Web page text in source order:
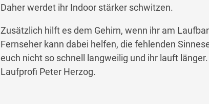
Daher werdet ihr Indoor stärker schwitzen.
Zusätzlich hilft es dem Gehirn, wenn ihr am
Fernseher kann dabei helfen, die fehlenden
euch nicht so schnell langweilig und ihr lauft
Laufprofi Peter Herzog.